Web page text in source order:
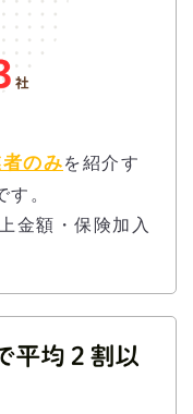
のみを紹介す
す。
金額・保険加入